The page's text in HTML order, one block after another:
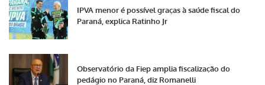
IPVA menor é possível graças à saúde fiscal do
Paraná, explica Ratinho Jr
Observatório da Fiep amplia fiscalização do
pedágio no Paraná, diz Romanelli